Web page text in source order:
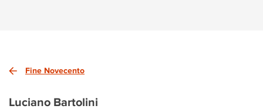
Fine Novecento
Luciano Bartolini